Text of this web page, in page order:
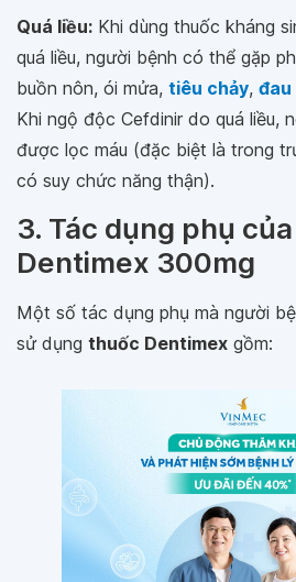
Quá liều: Khi dùng thuốc kháng
quá liều, người bệnh có thể gặp
buồn nôn, ói mửa, tiêu chảy,
Khi ngộ độc Cefdinir do quá liều,
được lọc máu (đặc biệt là trong
có suy chức năng thận).
3. Tác dụng phụ
Dentimex 300mg
Một số tác dụng phụ mà người
sử dụng thuốc Dentimex gồm: